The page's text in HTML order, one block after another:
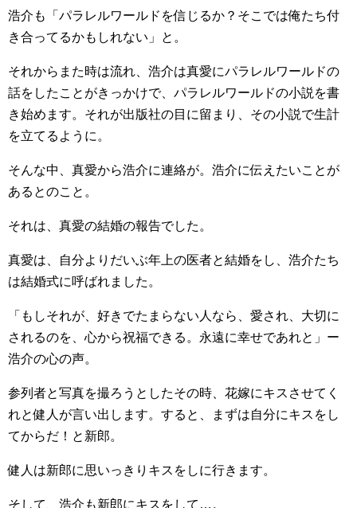
浩介も「パラレルワールドを信じるか？そこでは俺たち付
き合ってるかもしれない」と。
それからまた時は流れ、浩介は真愛にパラレルワールドの
話をしたことがきっかけで、パラレルワールドの小説を書
き始めます。それが出版社の目に留まり、その小説で生計
を立てるように。
そんな中、真愛から浩介に連絡が。浩介に伝えたいことが
あるとのこと。
それは、真愛の結婚の報告でした。
真愛は、自分よりだいぶ年上の医者と結婚をし、浩介たち
は結婚式に呼ばれました。
「もしそれが、好きでたまらない人なら、愛され、大切に
されるのを、心から祝福できる。永遠に幸せであれと」ー
浩介の心の声。
参列者と写真を撮ろうとしたその時、花嫁にキスさせてく
れと健人が言い出します。すると、まずは自分にキスをし
てからだ！と新郎。
健人は新郎に思いっきりキスをしに行きます。
そして、浩介も新郎にキスをして…。